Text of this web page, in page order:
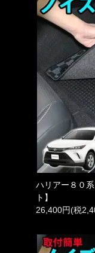
ハリアー８０
ト】
26,400円(税